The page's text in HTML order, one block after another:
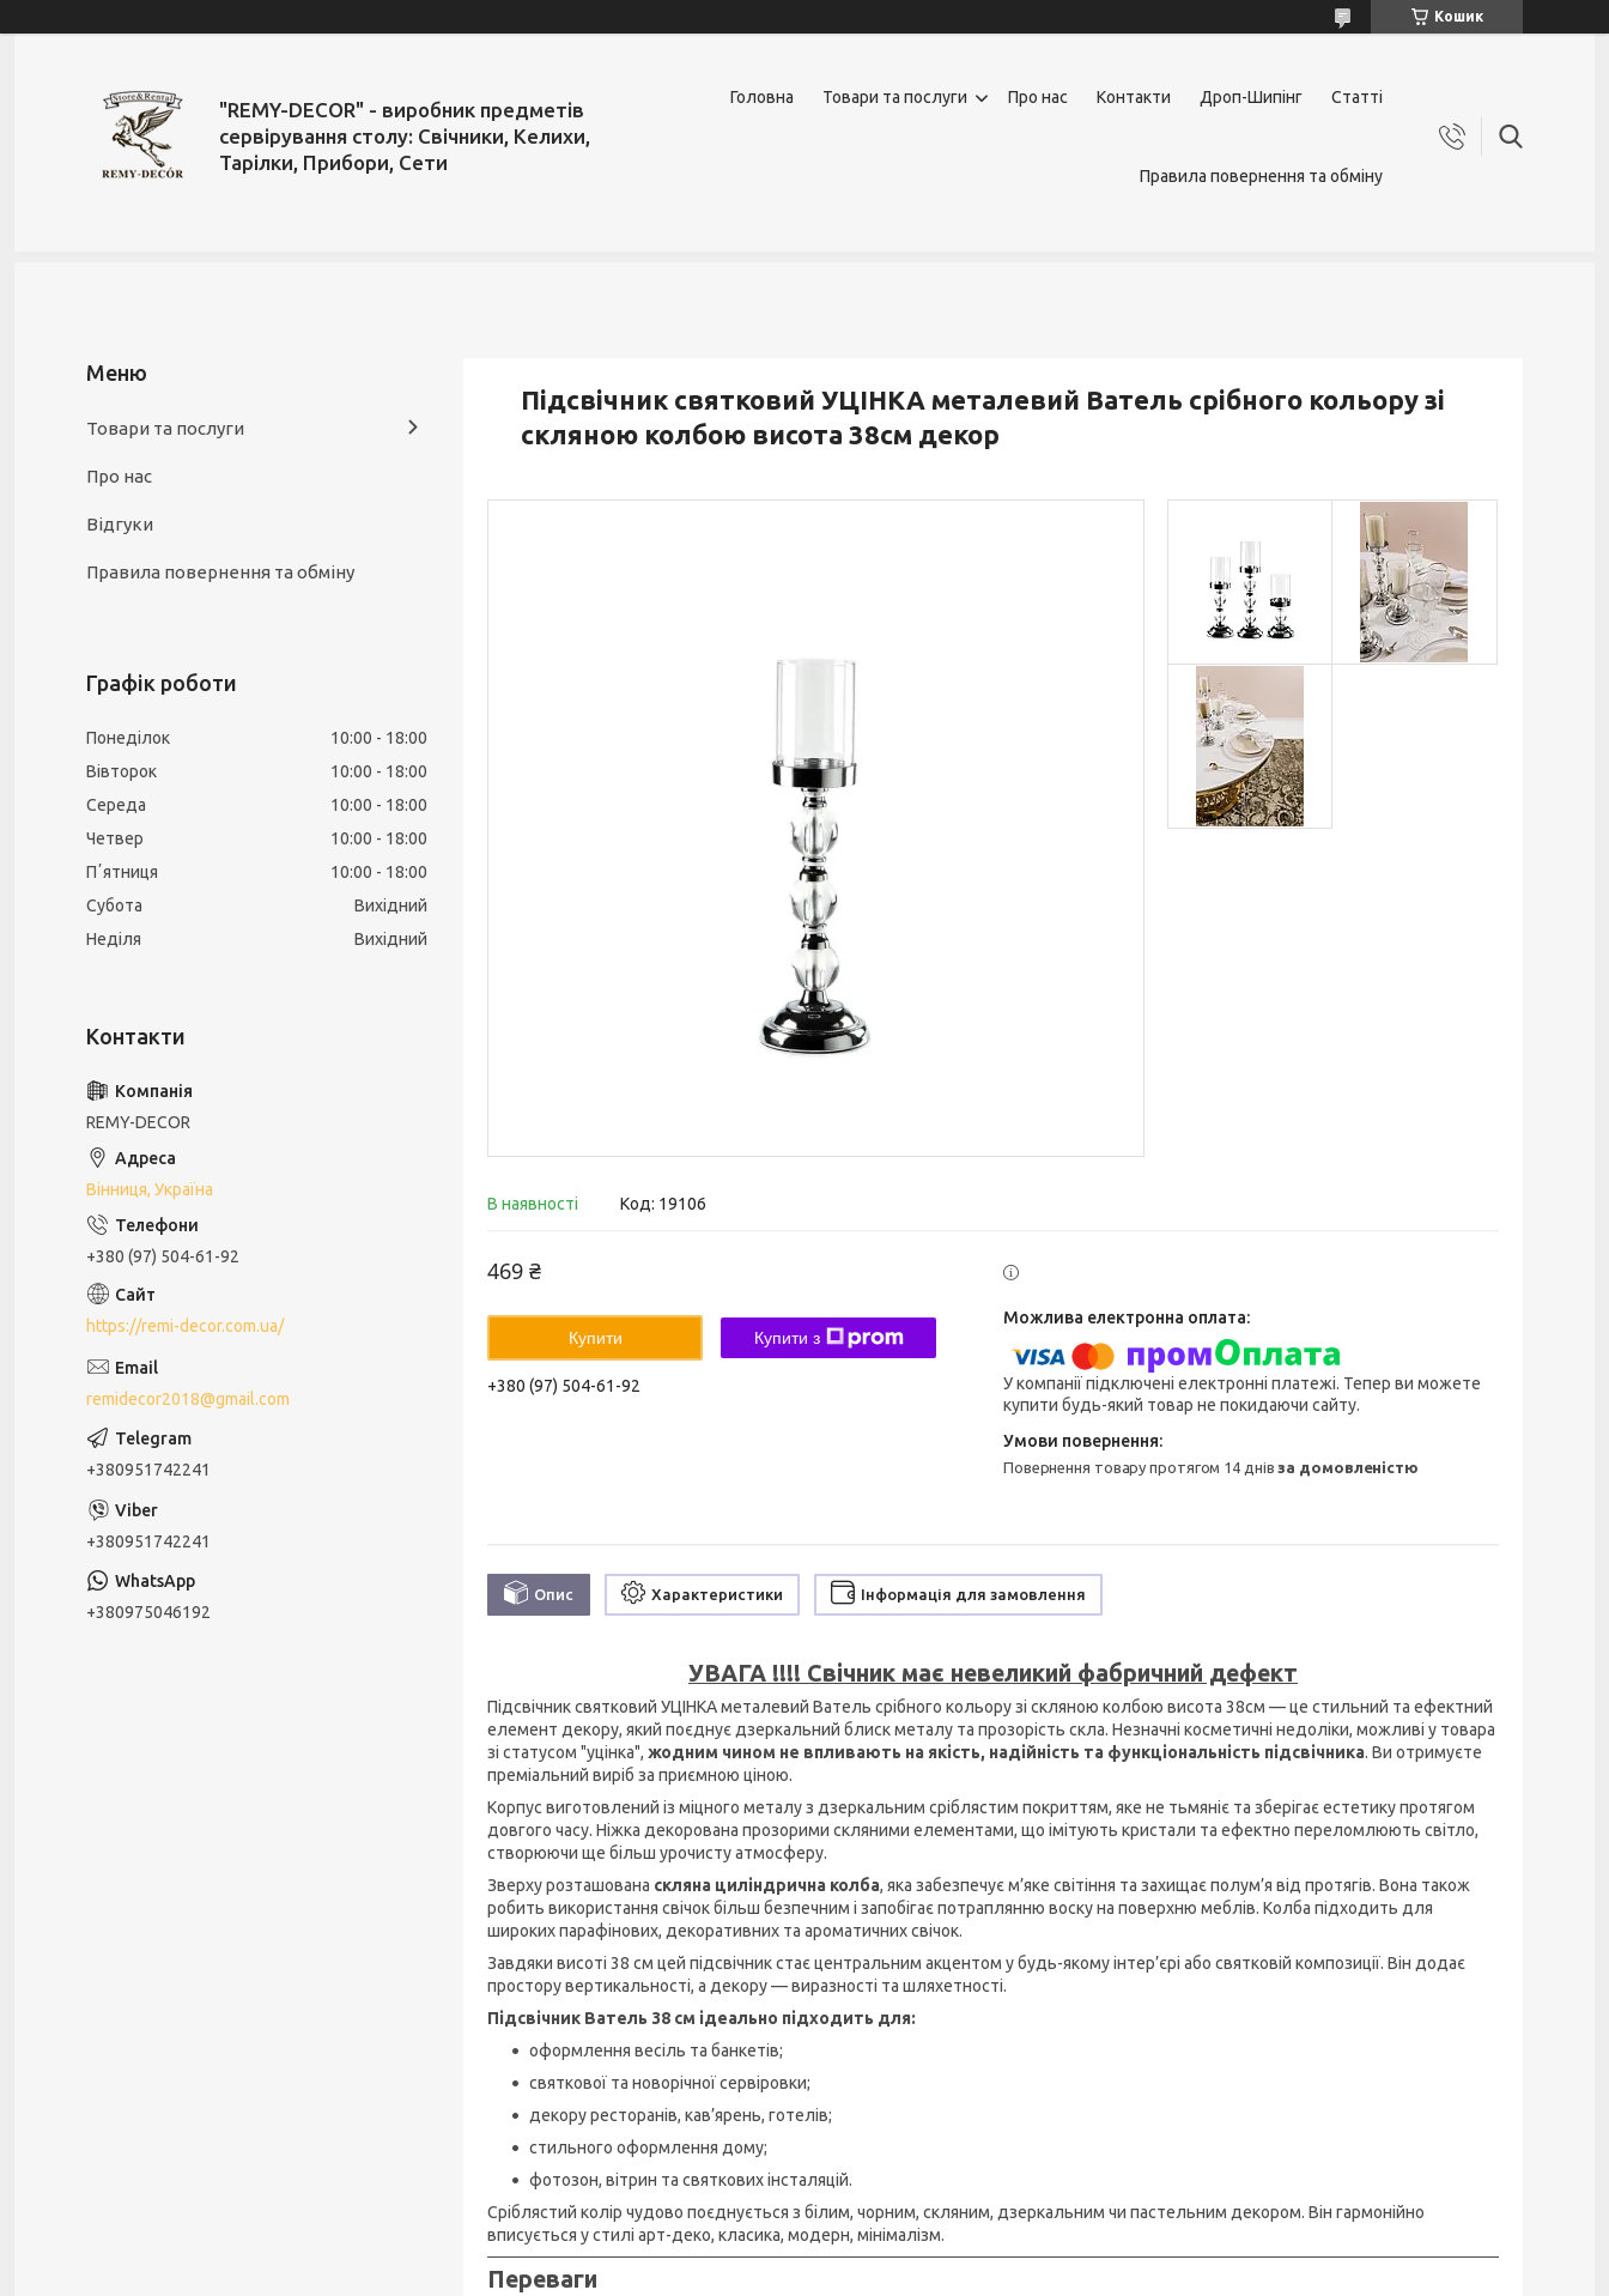
Кошик
"REMY-DECOR" - виробник предметів
сервірування столу: Свічники, Келихи,
Тарілки, Прибори, Сети
Головна Товари та послуги Про нас Контакти Дроп-Шипінг Статті
Правила повернення та обміну
Підсвічник святковий УЦІНКА металевий Ватель срібного кольору зі
скляною колбою висота 38см декор
В наявності Код: 19106
469 ₴
Купити Купити з
+380 (97) 504-61-92
У компанії підключені електронні платежі. Тепер ви можете
купити будь-який товар не покидаючи сайту.
повернення товару протягом 14 днівза домовленістю
Опис Характеристики Інформація для замовлення
УВАГА !!!! Свічник має невеликий фабричний дефект
Підсвічник святковий УЦІНКА металевий Ватель срібного кольору зі скляною колбою висота 38см — це стильний та ефектний
елемент декору, який поєднує дзеркальний блиск металу та прозорість скла. Незначні косметичні недоліки, можливі у товара
зі статусом "уцінка", жодним чином не впливають на якість, надійність та функціональність підсвічника. Ви отримуєте
преміальний виріб за приємною ціною.
Корпус виготовлений із міцного металу з дзеркальним сріблястим покриттям, яке не тьмяніє та зберігає естетику протягом
довгого часу. Ніжка декорована прозорими скляними елементами, що імітують кристали та ефектно переломлюють світло,
створюючи ще більш урочисту атмосферу.
Зверху розташована скляна циліндрична колба, яка забезпечує м’яке світіння та захищає полум’я від протягів. Вона також
робить використання свічок більш безпечним і запобігає потраплянню воску на поверхню меблів. Колба підходить для
широких парафінових, декоративних та ароматичних свічок.
Завдяки висоті 38 см цей підсвічник стає центральним акцентом у будь-якому інтер’єрі або святковій композиції. Він додає
простору вертикальності, а декору — виразності та шляхетності.
Підсвічник Ватель 38 см ідеально підходить для:
оформлення весіль та банкетів;
святкової та новорічної сервіровки;
декору ресторанів, кав’ярень, готелів;
стильного оформлення дому;
фотозон, вітрин та святкових інсталяцій.
Сріблястий колір чудово поєднується з білим, чорним, скляним, дзеркальним чи пастельним декором. Він гармонійно
вписується у стилі арт-деко, класика, модерн, мінімалізм.
Переваги
Товари та послуги
Про нас
Відгуки
Правила повернення та обміну
Графік роботи
Понеділок 10:00
18:00
Вівторок
10:00
18:00
Середа
10:00
18:00
Четвер
10:00
18:00
Пʼятниця
10:00
18:00
Субота
Вихідний
Неділя
Вихідний
REMY-DECOR
Вінниця, Україна
+380 (97) 504-61-92
https://remi-decor.com.ua/
remidecor2018@gmail.com
+380951742241
+380951742241
+380975046192